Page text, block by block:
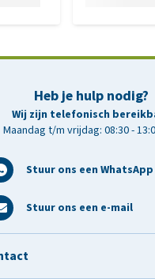
Heb je hulp nodig?
Wij zijn telefonisch
Maandag t/m vrijdag: 08:30 -
Stuur ons een
Stuur ons een e-mail